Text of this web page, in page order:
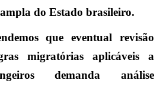
do Estado brasileiro.
que eventual revisão
migratórias aplicáveis a
demanda análise